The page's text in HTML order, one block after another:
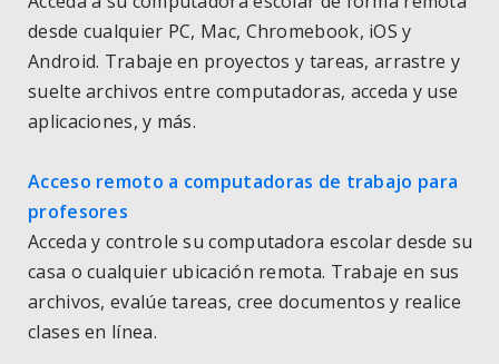
desde cualquier PC, Mac, Chromebook, iOS y
Android. Trabaje en proyectos y tareas, arrastre y
suelte archivos entre computadoras, acceda y use
aplicaciones, y más.
Acceso remoto a computadoras de trabajo para
profesores
Acceda y controle su computadora escolar desde su
casa o cualquier ubicación remota. Trabaje en sus
archivos, evalúe tareas, cree documentos y realice
clases en línea.